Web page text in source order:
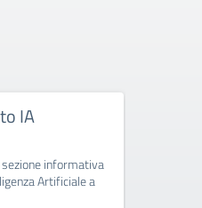
IA
sezione informativa
Artificiale a